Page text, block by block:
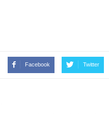
Facebook Twitter